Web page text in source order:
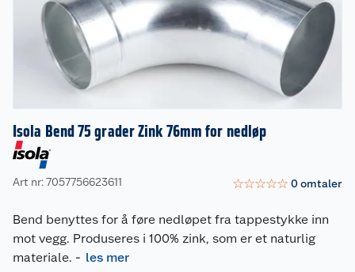
Isola Bend 75 grader Zink 76mm for nedløp
Art nr: 7057756623611 ☆☆☆☆☆ 0omtaler
Bend benyttes for å føre nedløpet fra tappestykke inn
mot vegg. Produseres i 100% zink, som er et naturlig
materiale. - les mer